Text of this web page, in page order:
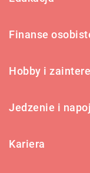
Finanse
Hobby i
Jedzenie i
Kariera